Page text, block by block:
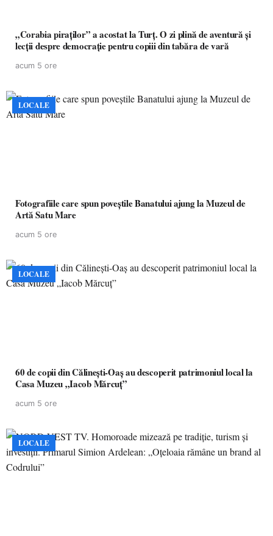
„Corabia piraților” a acostat la Turț. O zi plină de aventură și
lecții despre democrație pentru copiii din tabăra de vară
acum 5 ore
LOCALE
Fotografiile care spun poveștile Banatului ajung la Muzeul de
Artă Satu Mare
acum 5 ore
LOCALE
60 de copii din Călinești-Oaș au descoperit patrimoniul local la
Casa Muzeu „Iacob Mărcuț”
acum 5 ore
LOCALE